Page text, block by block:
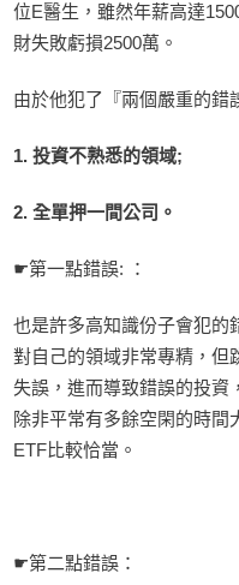
位E醫生，雖然年薪高達
財失敗虧損2500萬。
由於他犯了『兩個嚴重的錯
1. 投資不熟悉的領域;
2. 全單押一間公司。
☛第一點錯誤: ：
也是許多高知識份子會犯的
對自己的領域非常專精，但
失誤，進而導致錯誤的投資
除非平常有多餘空閑的時
ETF比較恰當。
☛第二點錯誤：